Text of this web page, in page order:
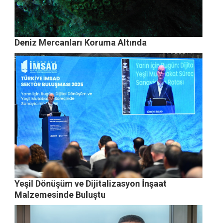
Deniz Mercanları Koruma Altında
Yeşil Dönüşüm ve Dijitalizasyon İnşaat
Malzemesinde Buluştu